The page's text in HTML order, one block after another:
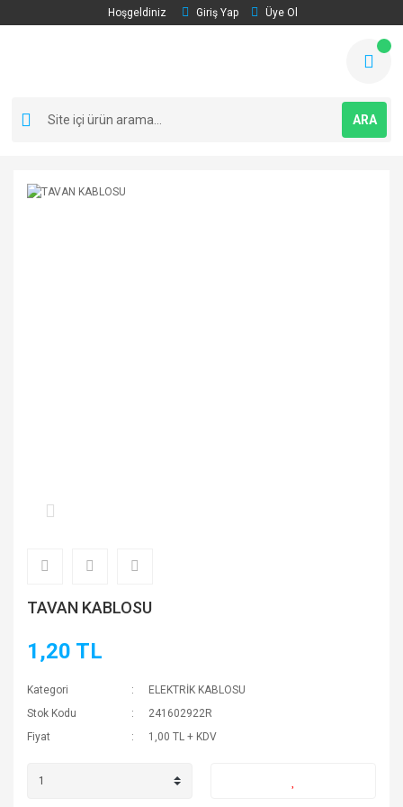
Hoşgeldiniz Giriş Yap Üye Ol
ARA
TAVAN KABLOSU
1,20 TL
Kategori
ELEKTRİK KABLOSU
Stok Kodu
241602922R
Fiyat
1,00 TL + KDV